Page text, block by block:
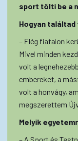
sport tölti be a
Hogyan találtad
– Elég fiatalon
Mivel minden
volt a
embereket, a
volt a honvágy,
megszerettem
Melyik
– A Sport és